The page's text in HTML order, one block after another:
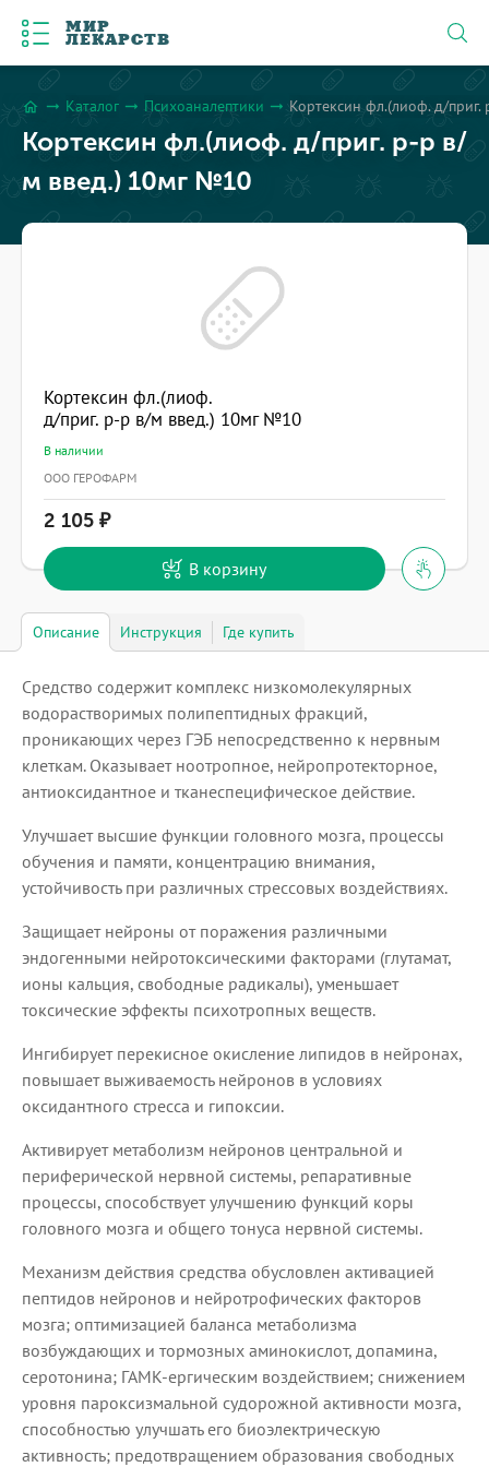
МИР
ЛЕКАРСТВ
home arrow_right_alt Каталог arrow_right_alt Психоаналептики arrow_right_alt Кортексин фл.(лиоф. д/
Кортексин фл.(лиоф. д/приг. р-р в/
м введ.) 10мг №10
Кортексин фл.(лиоф.
д/приг. р-р в/м введ.) 10мг №10
В наличии
ООО ГЕРОФАРМ
2 105
В корзину
Описание Инструкция Где купить
Средство содержит комплекс низкомолекулярных
водорастворимых полипептидных фракций,
проникающих через ГЭБ непосредственно к нервным
клеткам. Оказывает ноотропное, нейропротекторное,
антиоксидантное и тканеспецифическое действие.
Улучшает высшие функции головного мозга, процессы
обучения и памяти, концентрацию внимания,
устойчивость при различных стрессовых воздействиях.
Защищает нейроны от поражения различными
эндогенными нейротоксическими факторами (глутамат,
ионы кальция, свободные радикалы), уменьшает
токсические эффекты психотропных веществ.
Ингибирует перекисное окисление липидов в нейронах,
повышает выживаемость нейронов в условиях
оксидантного стресса и гипоксии.
Активирует метаболизм нейронов центральной и
периферической нервной системы, репаративные
процессы, способствует улучшению функций коры
головного мозга и общего тонуса нервной системы.
Механизм действия средства обусловлен активацией
пептидов нейронов и нейротрофических факторов
мозга; оптимизацией баланса метаболизма
возбуждающих и тормозных аминокислот, допамина,
серотонина; ГАМК-ергическим воздействием; снижением
уровня пароксизмальной судорожной активности мозга,
способностью улучшать его биоэлектрическую
активность; предотвращением образования свободных